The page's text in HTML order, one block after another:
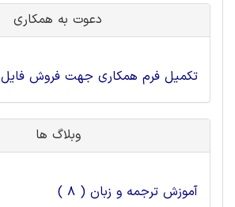
دعوت به همکاری
تکمیل فرم همکاری جهت فروش فایل
وبلاگ ها
آموزش ترجمه و زبان ( 8 )